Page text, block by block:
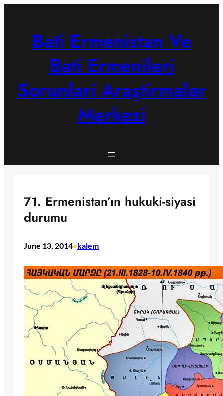
Bati Ermenistan Ve
Bati Ermenileri
Sorunlari Araştirmalar
Merkezi
71. Ermenistan’ın hukuki-siyasi
durumu
June 13, 2014•kalem